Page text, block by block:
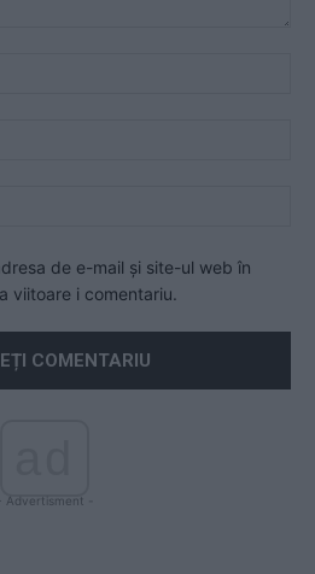
de e-mail și site-ul web în
viitoare i comentariu.
Advertisment -